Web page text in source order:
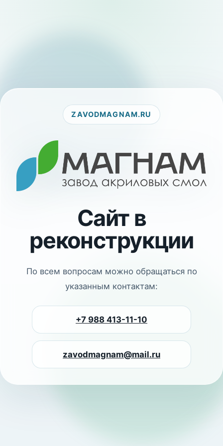
ZAVODMAGNAM.RU
Сайт в
реконструкции
По всем вопросам можно обращаться по
указанным контактам:
+7 988 413-11-10
zavodmagnam@mail.ru